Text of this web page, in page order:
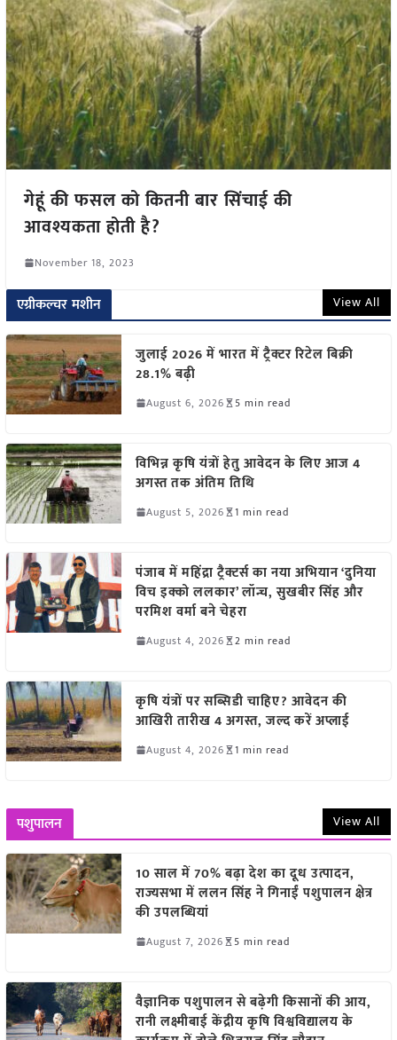
गेहूं की फसल को कितनी बार सिंचाई की
आवश्यकता होती है?
November 18, 2023
एग्रीकल्चर मशीन View All
जुलाई 2026 में भारत में ट्रैक्टर रिटेल बिक्री
28.1% बढ़ी
August 6, 2026 5 min read
विभिन्न कृषि यंत्रों हेतु आवेदन के लिए आज 4
अगस्त तक अंतिम तिथि
August 5, 2026 1 min read
पंजाब में महिंद्रा ट्रैक्टर्स का नया अभियान ‘दुनिया
विच इक्को ललकार’ लॉन्च, सुखबीर सिंह और
परमिश वर्मा बने चेहरा
August 4, 2026 2 min read
कृषि यंत्रों पर सब्सिडी चाहिए? आवेदन की
आखिरी तारीख 4 अगस्त, जल्द करें अप्लाई
August 4, 2026 1 min read
पशुपालन View All
10 साल में 70% बढ़ा देश का दूध उत्पादन,
राज्यसभा में ललन सिंह ने गिनाईं पशुपालन क्षेत्र
की उपलब्धियां
August 7, 2026 5 min read
वैज्ञानिक पशुपालन से बढ़ेगी किसानों की आय,
रानी लक्ष्मीबाई केंद्रीय कृषि विश्वविद्यालय के